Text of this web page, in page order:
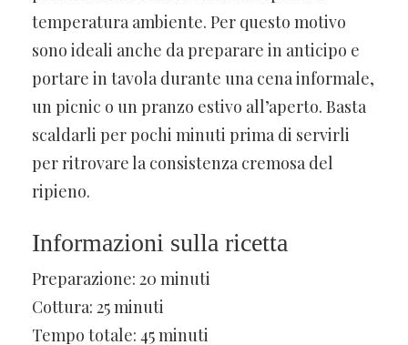
temperatura ambiente. Per questo motivo
sono ideali anche da preparare in anticipo e
portare in tavola durante una cena informale,
un picnic o un pranzo estivo all’aperto. Basta
scaldarli per pochi minuti prima di servirli
per ritrovare la consistenza cremosa del
ripieno.
Informazioni sulla ricetta
Preparazione: 20 minuti
Cottura: 25 minuti
Tempo totale: 45 minuti